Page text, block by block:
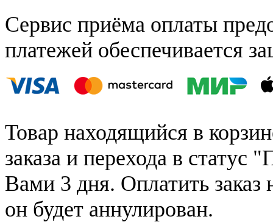
Сервис приёма оплаты
платежей обеспечивается
Товар находящийся в
заказа и перехода в статус
Вами 3 дня. Оплатить заказ
он будет аннулирован.